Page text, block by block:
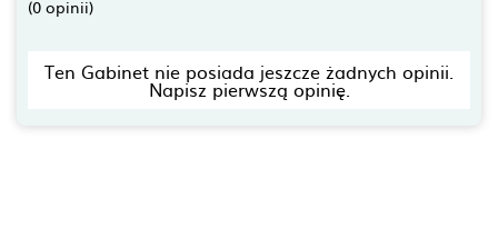
(0 opinii)
Ten Gabinet nie posiada jeszcze żadnych opinii.
Napisz pierwszą opinię.